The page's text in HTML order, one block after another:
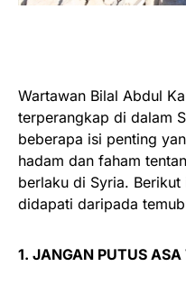
Wartawan Bilal Abdul
terperangkap di dalam
beberapa isi penting
hadam dan faham
berlaku di Syria.
didapati daripada
1. JANGAN PUTUS